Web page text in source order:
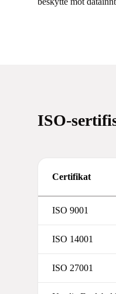
ISO-
Certifikat
ISO 9001
ISO 14001
ISO 27001